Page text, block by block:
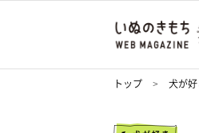
トップ 犬が